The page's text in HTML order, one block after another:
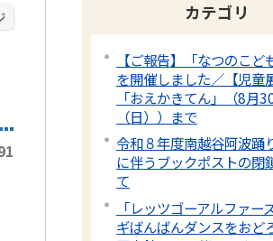
カテゴリ
【ご報告】「なつのこど
を開催しました／【児童
「おえかきてん」（8月
（日））まで
令和８年度南越谷阿波踊
に伴うブックポストの閉
て
「レッツゴーアルファー
ギばんばんダンスをおど